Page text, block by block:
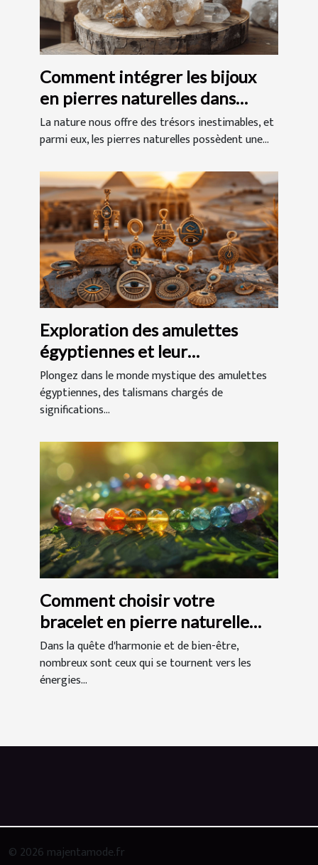
Comment intégrer les bijoux
en pierres naturelles dans
votre quotidien
La nature nous offre des trésors inestimables, et
parmi eux, les pierres naturelles possèdent une...
Exploration des amulettes
égyptiennes et leur
signification culturelle
Plongez dans le monde mystique des amulettes
égyptiennes, des talismans chargés de
significations...
Comment choisir votre
bracelet en pierre naturelle
pour l'équilibre des chakras
Dans la quête d'harmonie et de bien-être,
nombreux sont ceux qui se tournent vers les
énergies...
© 2026 majentamode.fr